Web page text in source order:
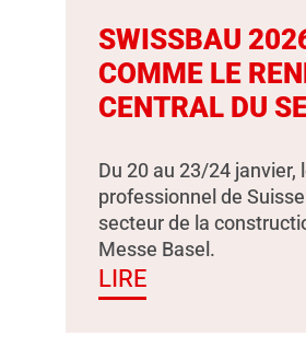
SWISSBAU
COMME LE
CENTRAL DU
Du 20 au 23/24 janvier,
professionnel de
secteur de la
Messe Basel.
LIRE